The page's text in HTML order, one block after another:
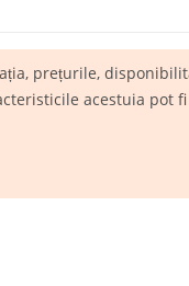
prețurile,
acestuia pot